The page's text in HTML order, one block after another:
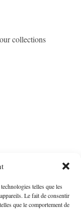
telles que les
Le fait de consentir
que le comportement de
collections